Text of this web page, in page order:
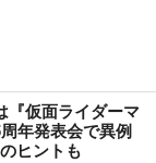
『仮面ライダーマ
年発表会で異例
ヒントも